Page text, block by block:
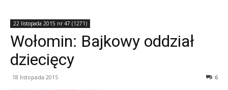
22 listopada 2015 nr 47 (1271)
Wołomin: Bajkowy oddział
dziecięcy
18 listopada 2015 6